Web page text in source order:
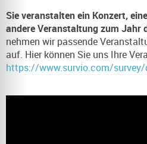
Sie veranstalten ein Konzert,
andere Veranstaltung zum Jahr
nehmen wir passende
auf. Hier können Sie uns Ihre
https://www.survio.com/survey/